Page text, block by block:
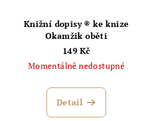
Knižní dopisy ® ke knize
Okamžik oběti
149 Kč
Momentálně nedostupné
Detail